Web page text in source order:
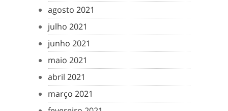
agosto 2021
julho 2021
junho 2021
maio 2021
abril 2021
março 2021